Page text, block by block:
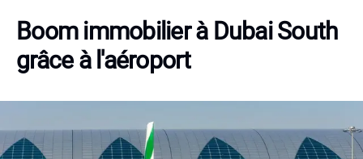
Boom immobilier à Dubai South
grâce à l'aéroport